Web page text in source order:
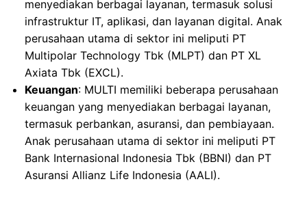
menyediakan berbagai layanan, termasuk solusi
infrastruktur IT, aplikasi, dan layanan digital. Anak
perusahaan utama di sektor ini meliputi PT
Multipolar Technology Tbk (MLPT) dan PT XL
Axiata Tbk (EXCL).
Keuangan: MULTI memiliki beberapa perusahaan
keuangan yang menyediakan berbagai layanan,
termasuk perbankan, asuransi, dan pembiayaan.
Anak perusahaan utama di sektor ini meliputi PT
Bank Internasional Indonesia Tbk (BBNI) dan PT
Asuransi Allianz Life Indonesia (AALI).